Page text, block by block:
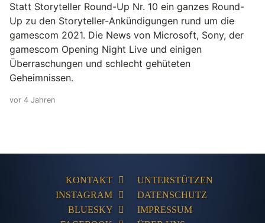
Statt Storyteller Round-Up Nr. 10 ein ganzes Round-
Up zu den Storyteller-Ankündigungen rund um die
gamescom 2021. Die News von Microsoft, Sony, der
gamescom Opening Night Live und einigen
Überraschungen und schlecht gehüteten
Geheimnissen.
vor 4 Jahren
KONTAKT
INSTAGRAM
BLUESKY
UNTERSTÜTZEN
DATENSCHUTZ
IMPRESSUM